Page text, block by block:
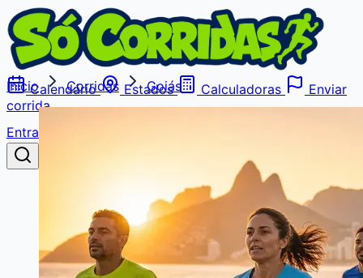
Calendário Estados Calculadoras
Enviar
corrida
Entrar
Início Corridas Goiás